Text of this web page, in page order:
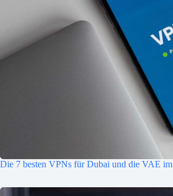
Die 7 besten VPNs für Dubai und die VAE